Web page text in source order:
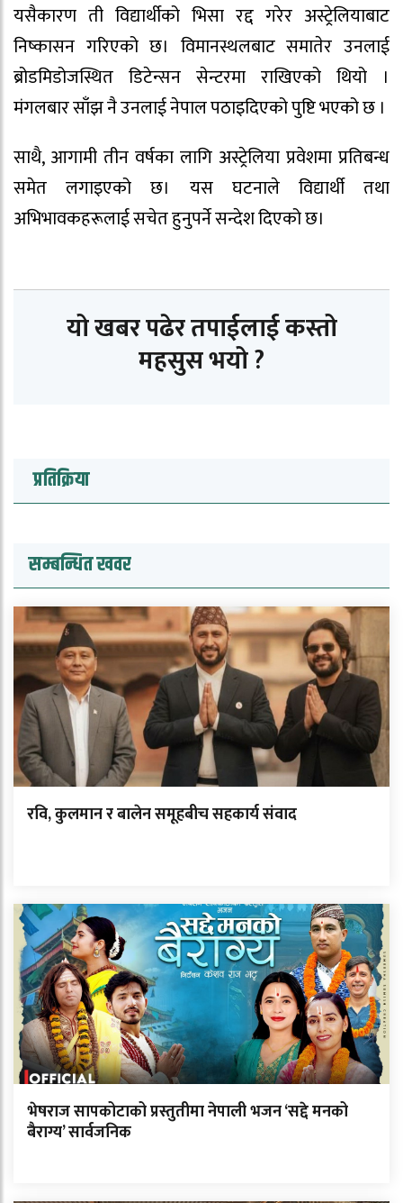
यसैकारण ती विद्यार्थीको भिसा रद्द गरेर अस्ट्रेलियाबाट
निष्कासन गरिएको छ। विमानस्थलबाट समातेर उनलाई
ब्रोडमिडोजस्थित डिटेन्सन सेन्टरमा राखिएको थियो ।
मंगलबार साँझ नै उनलाई नेपाल पठाइदिएको पुष्टि भएको छ ।
साथै, आगामी तीन वर्षका लागि अस्ट्रेलिया प्रवेशमा प्रतिबन्ध
समेत लगाइएको छ। यस घटनाले विद्यार्थी तथा
अभिभावकहरूलाई सचेत हुनुपर्ने सन्देश दिएको छ।
यो खबर पढेर तपाईलाई कस्तो
महसुस भयो ?
प्रतिक्रिया
सम्बन्धित खवर
रवि, कुलमान र बालेन समूहबीच सहकार्य संवाद
भेषराज सापकोटाको प्रस्तुतीमा नेपाली भजन ‘सद्दे मनको
बैराग्य’ सार्वजनिक